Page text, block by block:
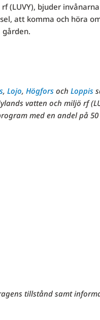
(LUVY), bjuder
att komma och höra
, Lojo, Högfors och Loppis
vatten och miljö rf
med en andel på 50
tillstånd samt